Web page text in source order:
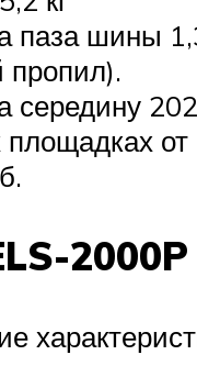
паза шины
пропил).
середину
площадках от
2000P